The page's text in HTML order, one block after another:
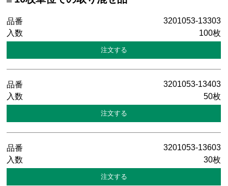
3201053-13303
100枚
3201053-13403
50枚
3201053-13603
30枚